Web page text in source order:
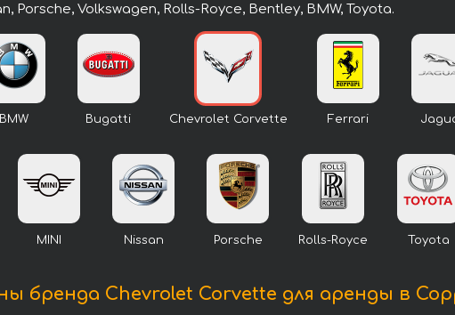
Porsche, Volkswagen, Rolls-Royce, Bentley, BMW, Toyota.
BMW Bugatti Chevrolet Corvette Ferrari
MINI Nissan Porsche Rolls-Royce Toyota
бренда Chevrolet Corvette для аренды в